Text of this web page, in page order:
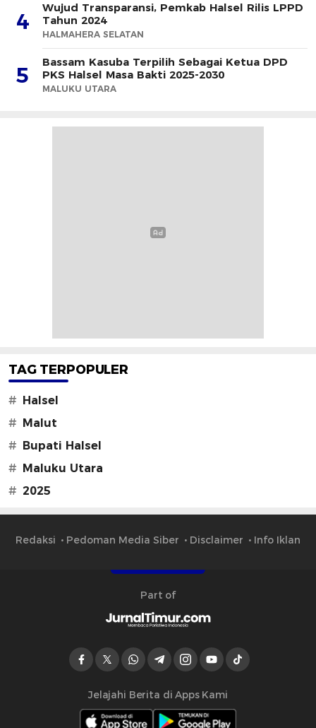
4
Wujud Transparansi, Pemkab Halsel Rilis LPPD
Tahun 2024
HALMAHERA SELATAN
5
Bassam Kasuba Terpilih Sebagai Ketua DPD
PKS Halsel Masa Bakti 2025-2030
MALUKU UTARA
TAG TERPOPULER
#
Halsel
#
Malut
#
Bupati Halsel
#
Maluku Utara
# 2025
Redaksi Pedoman Media Siber Disclaimer Info Iklan
Part of
Jelajahi Berita di Apps Kami